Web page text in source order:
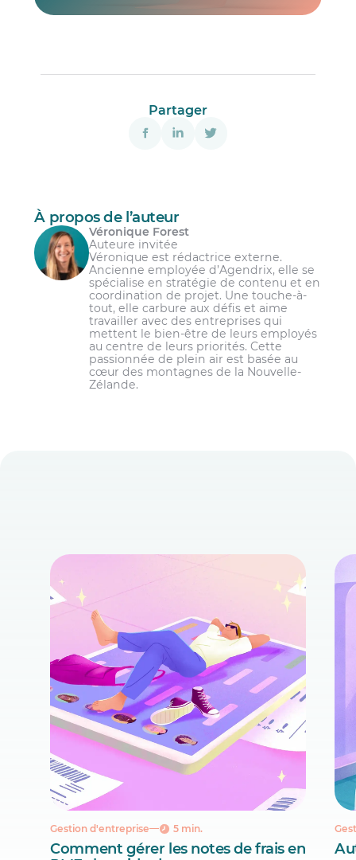
Partager
À propos de l’auteur
Véronique Forest
Auteure invitée
Véronique est rédactrice externe.
Ancienne employée d’Agendrix, elle se
spécialise en stratégie de contenu et en
coordination de projet. Une touche-à-
tout, elle carbure aux défis et aime
travailler avec des entreprises qui
mettent le bien-être de leurs employés
au centre de leurs priorités. Cette
passionnée de plein air est basée au
cœur des montagnes de la Nouvelle-
Zélande.
Gestion d'entreprise 5 min.
Comment gérer les notes de frais en